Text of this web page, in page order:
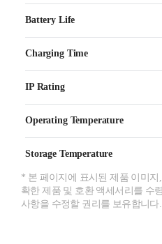
Battery Life
Charging Time
IP Rating
Operating Temperature
Storage Temperature
* 본 페이지에 표시된 제품 이미
확한 제품 및 호환 액세서리를 수
사항을 수정할 권리를 보유합니다.